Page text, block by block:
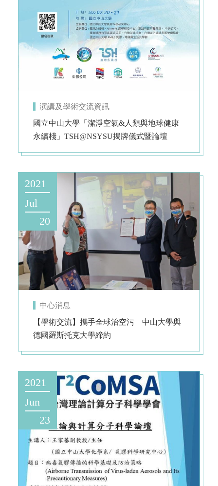
演講及學術交流資訊
國立中山大學「潔淨空氣&人類與地球健康
永續棧」TSH@NSYSU揭牌儀式暨論壇
2021
Jul
20
中心消息
【學術交流】攜手全球治空污 中山大學與
德國羅斯托克大學締約
2021
Jun
23